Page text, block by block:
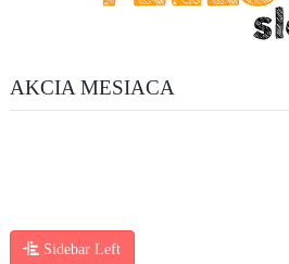
AKCIA MESIACA
Sidebar Left